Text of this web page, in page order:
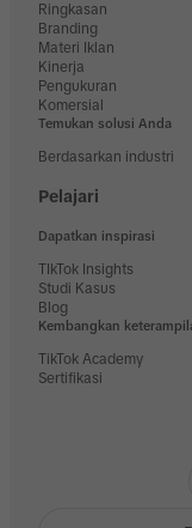
Ringkasan
Branding
Materi Iklan
Kinerja
Pengukuran
Komersial
Temukan solusi Anda
Berdasarkan industri
Pelajari
Dapatkan inspirasi
TIkTok Insights
Studi Kasus
Blog
Kembangkan
TikTok Academy
Sertifikasi